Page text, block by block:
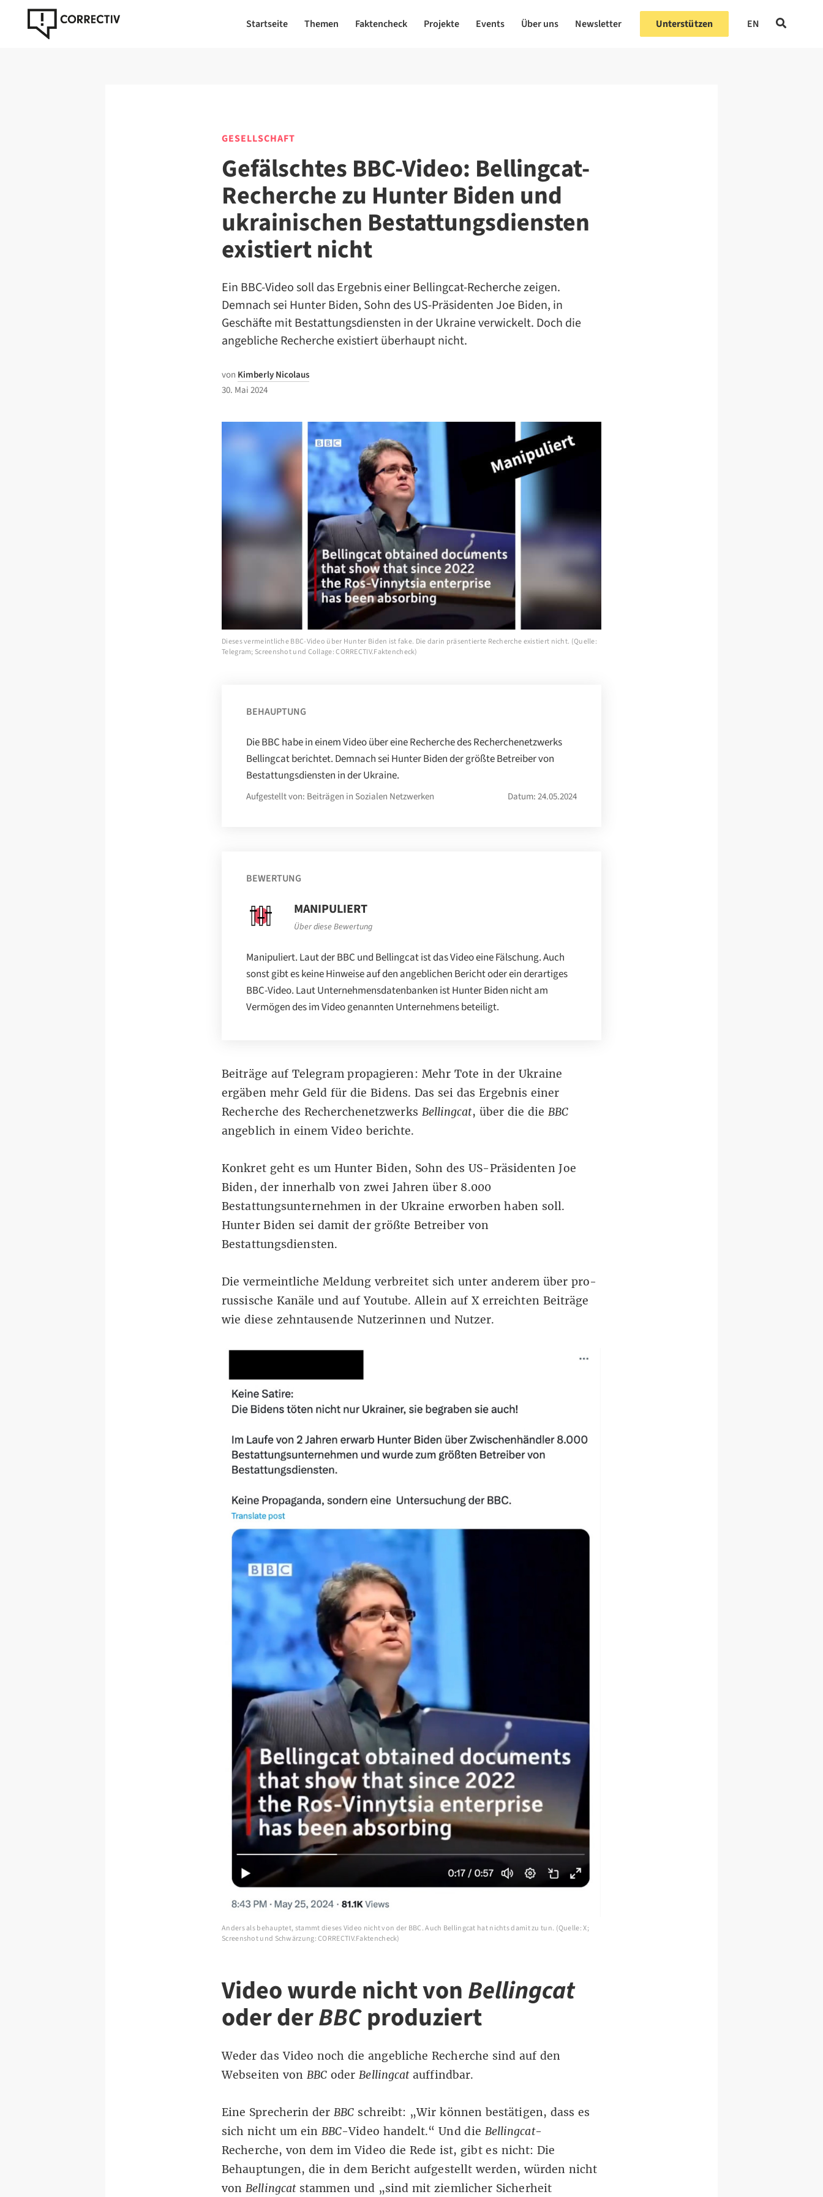
Startseite Themen Faktencheck Projekte Events Über uns Newsletter Unterstützen EN
GESELLSCHAFT
Gefälschtes BBC-Video: Bellingcat-
Recherche zu Hunter Biden und
ukrainischen Bestattungsdiensten
existiert nicht
Ein BBC-Video soll das Ergebnis einer Bellingcat-Recherche zeigen.
Demnach sei Hunter Biden, Sohn des US-Präsidenten Joe Biden, in
Geschäfte mit Bestattungsdiensten in der Ukraine verwickelt. Doch die
angebliche Recherche existiert überhaupt nicht.
von Kimberly Nicolaus
30. Mai 2024
Dieses vermeintliche BBC-Video über Hunter Biden ist fake. Die darin präsentierte Recherche existiert nicht. (Quelle:
Telegram; Screenshot und Collage: CORRECTIV.Faktencheck)
BEHAUPTUNG
Die BBC habe in einem Video über eine Recherche des Recherchenetzwerks
Bellingcat berichtet. Demnach sei Hunter Biden der größte Betreiber von
Bestattungsdiensten in der Ukraine.
Aufgestellt von: Beiträgen in Sozialen Netzwerken Datum: 24.05.2024
BEWERTUNG
MANIPULIERT
Über diese Bewertung
Manipuliert. Laut der BBC und Bellingcat ist das Video eine Fälschung. Auch
sonst gibt es keine Hinweise auf den angeblichen Bericht oder ein derartiges
BBC-Video. Laut Unternehmensdatenbanken ist Hunter Biden nicht am
Vermögen des im Video genannten Unternehmens beteiligt.
Beiträge auf Telegrampropagieren: Mehr Tote in der Ukraine
ergäben mehr Geld für die Bidens. Das sei das Ergebnis einer
Recherche des Recherchenetzwerks Bellingcat, über die dieBBC
angeblich in einem Video berichte.
Konkret geht es um Hunter Biden, Sohn des US-Präsidenten Joe
Biden, der innerhalb von zwei Jahren über 8.000
Bestattungsunternehmen in der Ukraine erworben haben soll.
Hunter Biden sei damit der größte Betreiber von
Bestattungsdiensten.
Die vermeintliche Meldung verbreitet sich unter anderem überpro-
russische Kanäle und aufYoutube. Allein auf Xerreichten Beiträge
wie diese zehntausende Nutzerinnen und Nutzer.
Anders als behauptet, stammt dieses Video nicht von der BBC. Auch Bellingcat hat nichts damit zu tun. (Quelle: X;
Screenshot und Schwärzung: CORRECTIV.Faktencheck)
Video wurde nicht vonBellingcat
oder derBBCproduziert
Weder das Video noch die angebliche Recherche sind auf den
Webseiten von BBC oderBellingcat auffindbar.
Eine Sprecherin derBBC schreibt: „Wir können bestätigen, dass es
sich nicht um ein BBC-Video handelt.“ Und die Bellingcat-
Recherche, von dem im Video die Rede ist, gibt es nicht: Die
Behauptungen, die in dem Bericht aufgestellt werden, würden nicht
vonBellingcatstammen und „sind mit ziemlicher Sicherheit